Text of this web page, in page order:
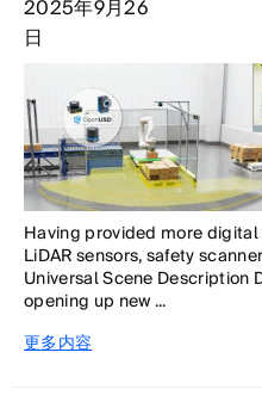
2025年9月26
日
Having provided more
LiDAR sensors, safety
Universal Scene Description
opening up new ...
更多内容